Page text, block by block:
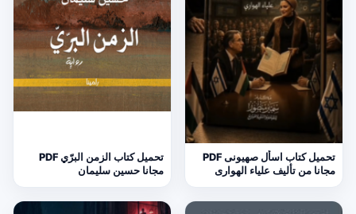
تحميل كتاب اسأل صهيونى PDF
مجانا من تأليف علياء الهوارى
تحميل كتاب الزمن البرّي PDF
مجانا حسين سليمان